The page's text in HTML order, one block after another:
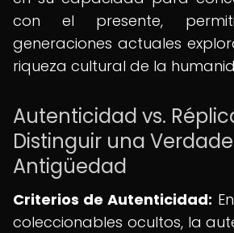
con el presente,
generaciones actuales
riqueza cultural de la
Autenticidad vs.
Distinguir una
Antigüedad
Criterios de Autenticidad:
coleccionables ocultos, la